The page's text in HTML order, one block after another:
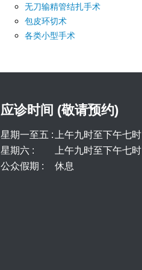
无刀输精管结扎手术
包皮环切术
各类小型手术
应诊时间 (敬请预约)
星期一至五 :
上午九时至下午七时
星期六 :
上午九时至下午七时
公众假期 :
休息